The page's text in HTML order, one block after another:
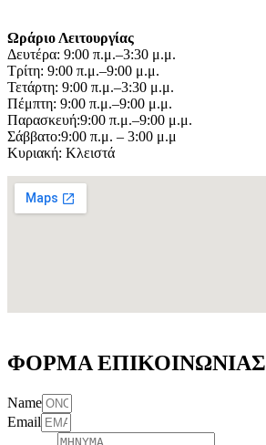
Ωράριο Λειτουργίας
Δευτέρα: 9:00 π.μ.–3:30 μ.μ.
Τρίτη: 9:00 π.μ.–9:00 μ.μ.
Τετάρτη: 9:00 π.μ.–3:30 μ.μ.
Πέμπτη: 9:00 π.μ.–9:00 μ.μ.
Παρασκευή:9:00 π.μ.–9:00 μ.μ.
Σάββατο:9:00 π.μ. – 3:00 μ.μ
Κυριακή: Κλειστά
ΦΟΡΜΑ ΕΠΙΚΟΙΝΩΝΙΑΣ
Name
Email